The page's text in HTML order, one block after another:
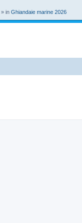
» in Ghiandaie marine 2026